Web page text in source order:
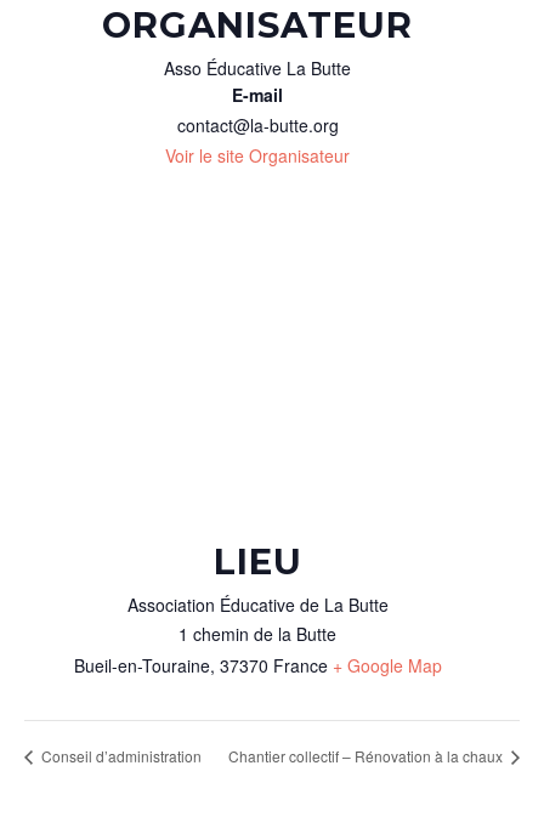
ORGANISATEUR
Asso Éducative La Butte
E-mail
contact@la-butte.org
Voir le site Organisateur
LIEU
Association Éducative de La Butte
1 chemin de la Butte
Bueil-en-Touraine, 37370 France + Google Map
Conseil d’administration Chantier collectif – Rénovation à la chaux